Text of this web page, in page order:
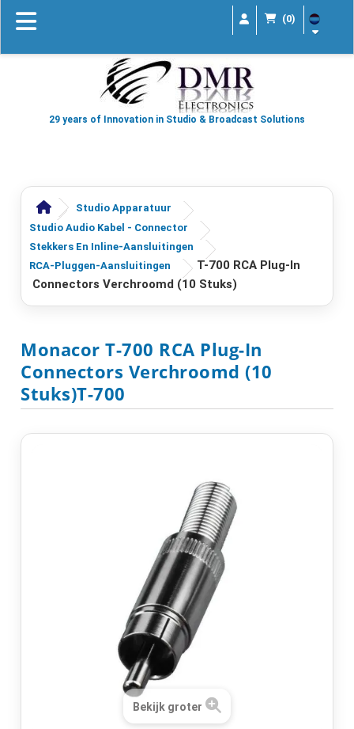
(0)
29 years of Innovation in Studio & Broadcast Solutions
Studio Apparatuur
Studio Audio Kabel - Connector
Stekkers En Inline-Aansluitingen
RCA-Pluggen-Aansluitingen
T-700 RCA Plug-In
Connectors Verchroomd (10 Stuks)
Monacor T-700 RCA Plug-In
Connectors Verchroomd (10
Stuks)T-700
Bekijk groter